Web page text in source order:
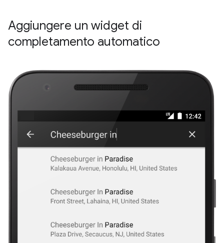
Aggiungere un widget di
completamento automatico